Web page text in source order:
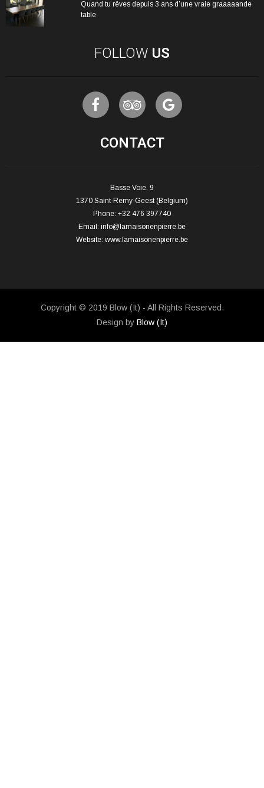
Quand tu rêves depuis 3 ans d’une vraie graaaaande
table
FOLLOW US
CONTACT
Basse Voie, 9
1370 Saint-Remy-Geest (Belgium)
Phone: +32 476 397740
Email: info@lamaisonenpierre.be
Website: www.lamaisonenpierre.be
Copyright © 2019 Blow (It) - All Rights Reserved.
Design by Blow (It)